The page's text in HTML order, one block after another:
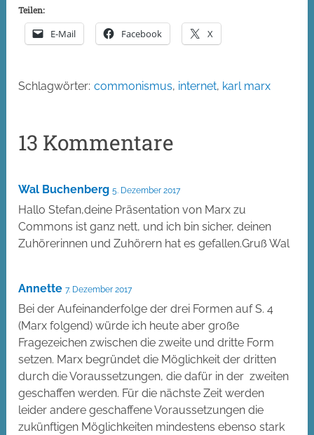
Teilen:
E-Mail Facebook X
Schlagwörter: commonismus, internet, karl marx
13 Kommentare
Wal Buchenberg 5. Dezember 2017
Hallo Stefan,deine Präsentation von Marx zu
Commons ist ganz nett, und ich bin sicher, deinen
Zuhörerinnen und Zuhörern hat es gefallen.Gruß Wal
Annette 7. Dezember 2017
Bei der Aufeinanderfolge der drei Formen auf S. 4
(Marx folgend) würde ich heute aber große
Fragezeichen zwischen die zweite und dritte Form
setzen. Marx begründet die Möglichkeit der dritten
durch die Voraussetzungen, die dafür in der zweiten
geschaffen werden. Für die nächste Zeit werden
leider andere geschaffene Voraussetzungen die
zukünftigen Möglichkeiten mindestens ebenso stark